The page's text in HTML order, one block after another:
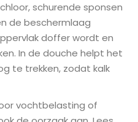
schurende sponsen
de beschermlaag
doffer wordt en
In de douche helpt het
te trekken, zodat kalk
vochtbelasting of